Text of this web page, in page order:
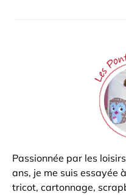
Passionnée par les
ans, je me suis essayée
tricot, cartonnage,